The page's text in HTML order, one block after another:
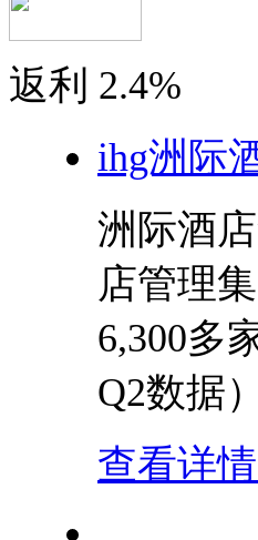
返利 2.4%
ihg洲际
洲际酒
店管理
6,300多
Q2数据
查看详